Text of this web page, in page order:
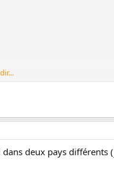
n'ai pas fait mon BTS par le
deux pays différents